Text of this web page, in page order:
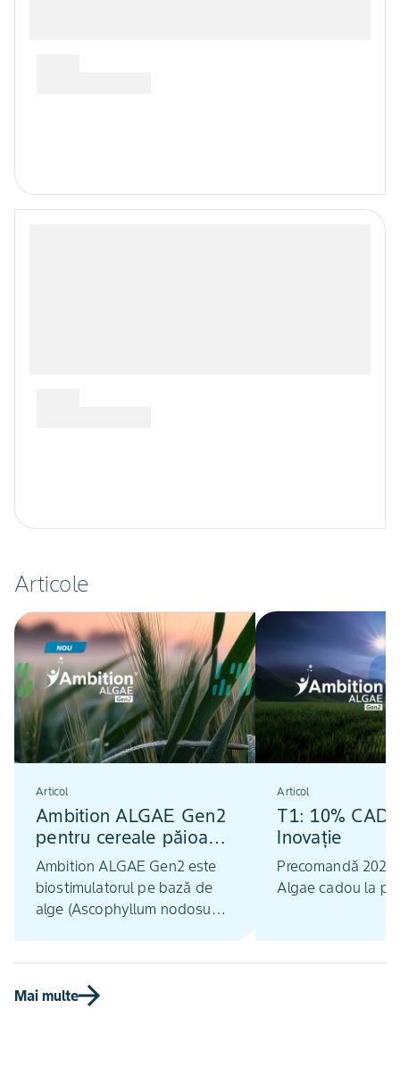
Articole
Articol
Ambition ALGAE Gen2
pentru cereale păioase:
energie din alge,
toleranță la stres și
promoție 10%
Ambition ALGAE Gen2 este
biostimulatorul pe bază de
alge (Ascophyllum nodosum,
Articol
T1: 10%
Inovație
Precomandă
Algae cadou la
Mai multe